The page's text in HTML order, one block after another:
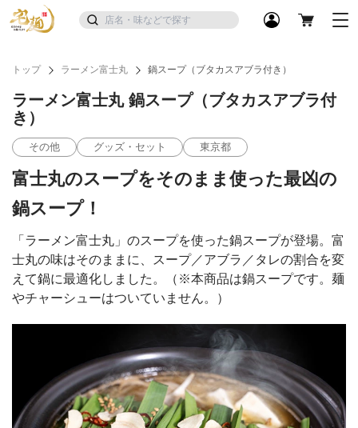
トップ ラーメン富士丸 鍋スープ（ブタカスアブラ付き）
ラーメン富士丸 鍋スープ（ブタカスアブラ付
き）
その他 グッズ・セット 東京都
富士丸のスープをそのまま使った最凶の
鍋スープ！
「ラーメン富士丸」のスープを使った鍋スープが登場。富
士丸の味はそのままに、スープ／アブラ／タレの割合を変
えて鍋に最適化しました。（※本商品は鍋スープです。麺
やチャーシューはついていません。）